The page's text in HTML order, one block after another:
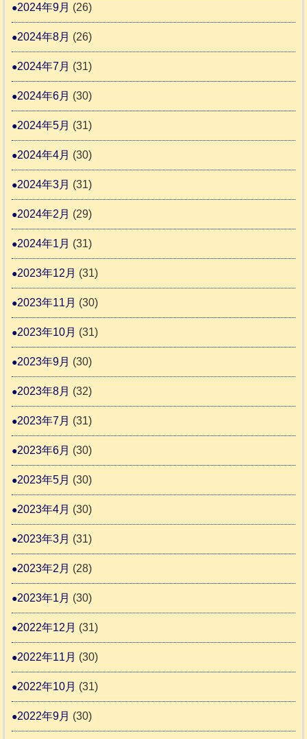
2024年9月 (26)
2024年8月 (26)
2024年7月 (31)
2024年6月 (30)
2024年5月 (31)
2024年4月 (30)
2024年3月 (31)
2024年2月 (29)
2024年1月 (31)
2023年12月 (31)
2023年11月 (30)
2023年10月 (31)
2023年9月 (30)
2023年8月 (32)
2023年7月 (31)
2023年6月 (30)
2023年5月 (30)
2023年4月 (30)
2023年3月 (31)
2023年2月 (28)
2023年1月 (30)
2022年12月 (31)
2022年11月 (30)
2022年10月 (31)
2022年9月 (30)